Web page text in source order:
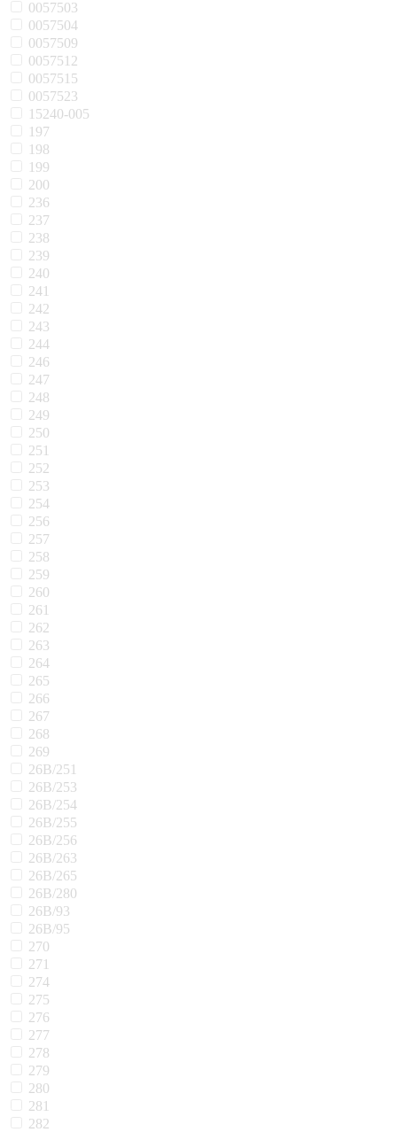
0057503
0057504
0057509
0057512
0057515
0057523
15240-005
197
198
199
200
236
237
238
239
240
241
242
243
244
246
247
248
249
250
251
252
253
254
256
257
258
259
260
261
262
263
264
265
266
267
268
269
26В/251
26В/253
26В/254
26В/255
26В/256
26В/263
26В/265
26В/280
26В/93
26В/95
270
271
274
275
276
277
278
279
280
281
282